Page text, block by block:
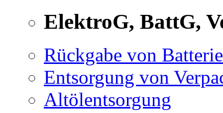
ElektroG, BattG,
Rückgabe von
Entsorgung von
Altölentsorgung